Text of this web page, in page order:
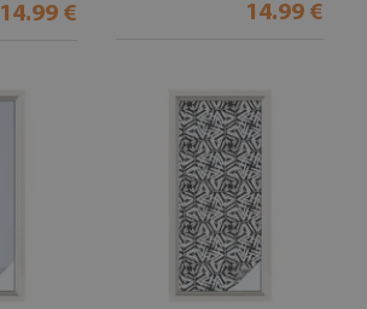
14.99 € 14.99 €